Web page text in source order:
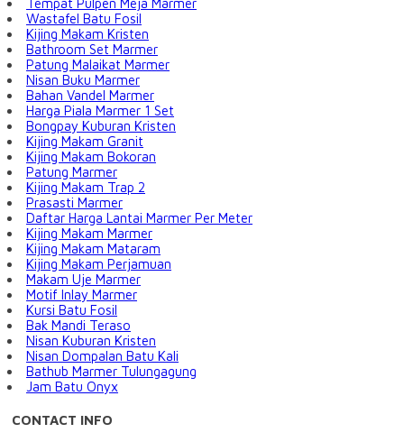
Tempat Pulpen Meja Marmer
Wastafel Batu Fosil
Kijing Makam Kristen
Bathroom Set Marmer
Patung Malaikat Marmer
Nisan Buku Marmer
Bahan Vandel Marmer
Harga Piala Marmer 1 Set
Bongpay Kuburan Kristen
Kijing Makam Granit
Kijing Makam Bokoran
Patung Marmer
Kijing Makam Trap 2
Prasasti Marmer
Daftar Harga Lantai Marmer Per Meter
Kijing Makam Marmer
Kijing Makam Mataram
Kijing Makam Perjamuan
Makam Uje Marmer
Motif Inlay Marmer
Kursi Batu Fosil
Bak Mandi Teraso
Nisan Kuburan Kristen
Nisan Dompalan Batu Kali
Bathub Marmer Tulungagung
Jam Batu Onyx
CONTACT INFO